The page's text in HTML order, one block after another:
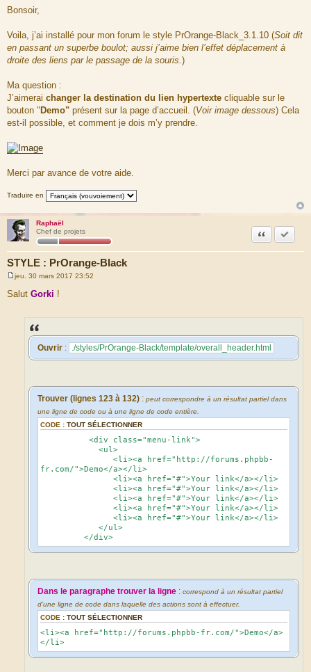
s
a
g
e
Bonsoir,
Voila, j’ai installé pour mon forum le style PrOrange-Black_3.1.10 (Soit dit
en passant un superbe boulot; aussi j’aime bien l’effet déplacement à
droite des liens par le passage de la souris. )
Ma question :
J’aimerai changer la destination du lien hypertexte cliquable sur le
bouton " Demo" présent sur la page d’accueil. (Voir image dessous) Cela
est-il possible, et comment je dois m’y prendre.
Merci par avance de votre aide.
Traduire en
Raphaël
Chef de projets
STYLE : PrOrange-Black
Citation
M
e
s
jeu. 30 mars 2017 23:52
Salut Gorki !
Ouvrir : ./styles/PrOrange-Black/template/overall_header.html
Trouver (lignes 123 à 132) : peut correspondre à un résultat partiel dans
une ligne de code ou à une ligne de code entière.
CODE : TOUT SÉLECTIONNER
<div class="menu-link">
<ul>
<li><a href="http://forums.phpbb-
fr.com/">Demo</a></li>
<li><a href="#">Your link</a></li>
<li><a href="#">Your link</a></li>
<li><a href="#">Your link</a></li>
<li><a href="#">Your link</a></li>
<li><a href="#">Your link</a></li>
</ul>
</div>
Dans le paragraphe trouver la ligne : correspond à un résultat partiel
d’une ligne de code dans laquelle des actions sont à effectuer.
CODE : TOUT SÉLECTIONNER
<li><a href="http://forums.phpbb-fr.com/">Demo</a>
</li>